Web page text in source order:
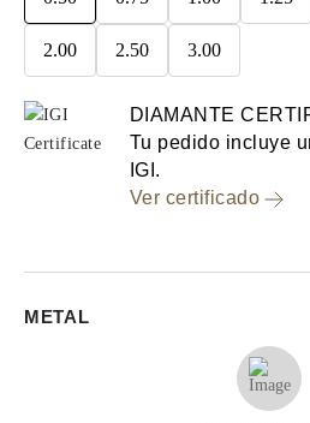
2.00 2.50 3.00
DIAMANTE
Tu pedido incluye
IGI.
Ver certificado
METAL